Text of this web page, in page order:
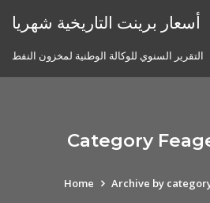
أسعار برينت التاريخية شهريا
التقرير السنوي للوكالة الوطنية لمخزون النفط
Category
Home Archive by